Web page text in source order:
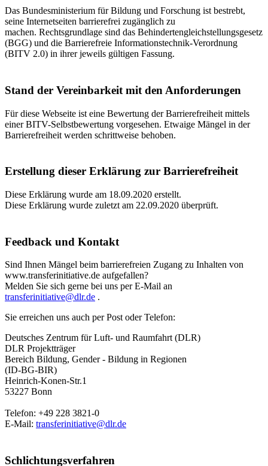
Das Bundesministerium für Bildung und Forschung ist bestrebt,
seine Internetseiten barrierefrei zugänglich zu
machen. Rechtsgrundlage sind das Behindertengleichstellungsgesetz
(BGG) und die Barrierefreie Informationstechnik-Verordnung
(BITV 2.0) in ihrer jeweils gültigen Fassung.
Stand der Vereinbarkeit mit den Anforderungen
Für diese Webseite ist eine Bewertung der Barrierefreiheit mittels
einer BITV-Selbstbewertung vorgesehen. Etwaige Mängel in der
Barrierefreiheit werden schrittweise behoben.
Erstellung dieser Erklärung zur Barrierefreiheit
Diese Erklärung wurde am 18.09.2020 erstellt.
Diese Erklärung wurde zuletzt am 22.09.2020 überprüft.
Feedback und Kontakt
Sind Ihnen Mängel beim barrierefreien Zugang zu Inhalten von
www.transferinitiative.de aufgefallen?
Melden Sie sich gerne bei uns per E-Mail an
transferinitiative@dlr.de .
Sie erreichen uns auch per Post oder Telefon:
Deutsches Zentrum für Luft- und Raumfahrt (DLR)
DLR Projektträger
Bereich Bildung, Gender - Bildung in Regionen
(ID-BG-BIR)
Heinrich-Konen-Str.1
53227 Bonn
Telefon: +49 228 3821-0
E-Mail: transferinitiative@dlr.de
Schlichtungsverfahren